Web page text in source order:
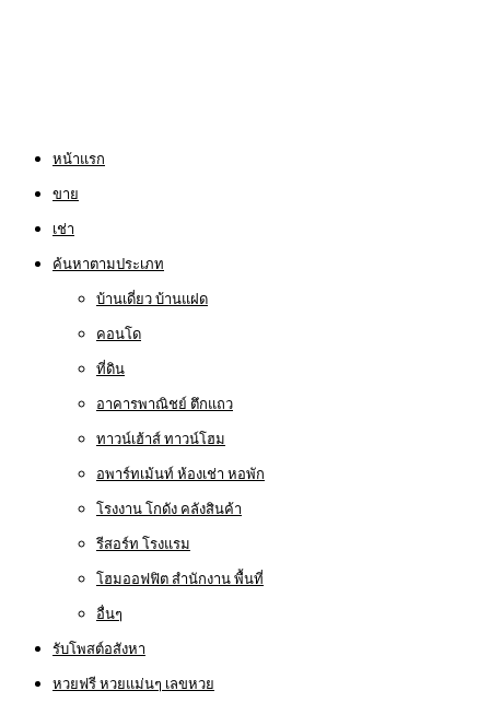
หน้าแรก
ขาย
เช่า
ค้นหาตามประเภท
บ้านเดี่ยว บ้านแฝด
คอนโด
ที่ดิน
อาคารพาณิชย์ ตึกแถว
ทาวน์เฮ้าส์ ทาวน์โฮม
อพาร์ทเม้นท์ ห้องเช่า หอพัก
โรงงาน โกดัง คลังสินค้า
รีสอร์ท โรงแรม
โฮมออฟฟิต สำนักงาน พื้นที่
อื่นๆ
รับโพสต์อสังหา
หวยฟรี หวยแม่นๆ เลขหวย